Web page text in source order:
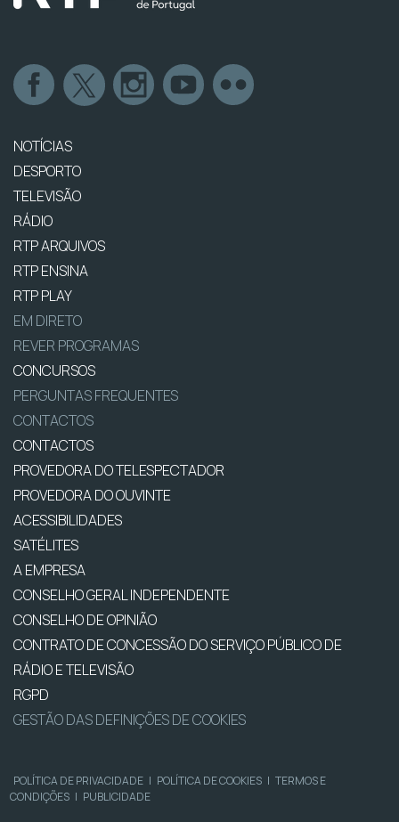
NOTÍCIAS
DESPORTO
TELEVISÃO
RÁDIO
RTP ARQUIVOS
RTP ENSINA
RTP PLAY
EM DIRETO
REVER PROGRAMAS
CONCURSOS
PERGUNTAS FREQUENTES
CONTACTOS
CONTACTOS
PROVEDORA DO TELESPECTADOR
PROVEDORA DO OUVINTE
ACESSIBILIDADES
SATÉLITES
A EMPRESA
CONSELHO GERAL INDEPENDENTE
CONSELHO DE OPINIÃO
CONTRATO DE CONCESSÃO DO SERVIÇO PÚBLICO DE
RÁDIO E TELEVISÃO
RGPD
GESTÃO DAS DEFINIÇÕES DE COOKIES
POLÍTICA DE PRIVACIDADE | POLÍTICA DE COOKIES | TERMOS E
CONDIÇÕES | PUBLICIDADE